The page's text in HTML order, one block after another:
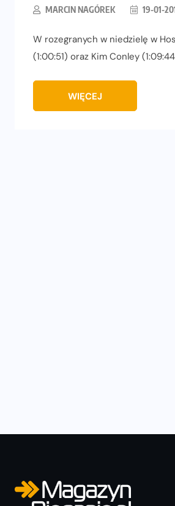
MARCIN NAGÓREK 19-01-
W rozegranych w niedzielę w
(1:00:51) oraz Kim Conley
WIĘCEJ